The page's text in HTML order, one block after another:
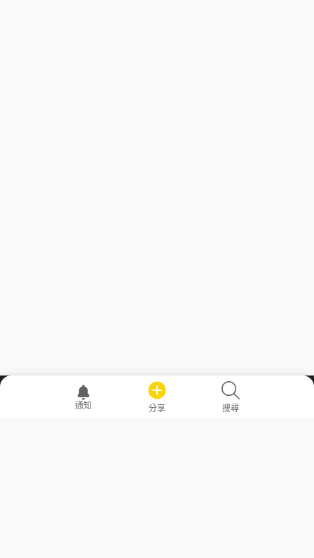
職場透明化運動
通知 分享 搜尋